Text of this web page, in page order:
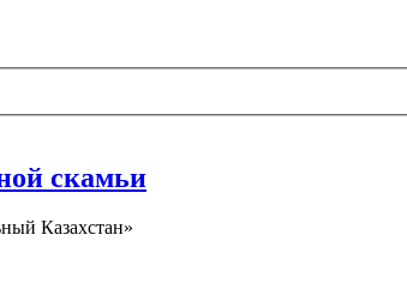
скамьи
Казахстан»